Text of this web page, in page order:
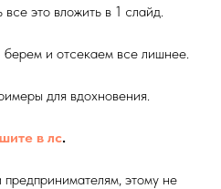
это вложить в 1 слайд.
и отсекаем все лишнее.
для вдохновения.
в лс.
этому не